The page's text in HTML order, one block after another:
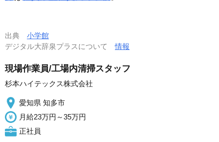
出典 小学館
デジタル大辞泉プラスについて情報
現場作業員/工場内清掃スタッフ
杉本ハイテックス株式会社
愛知県 知多市
月給23万円～35万円
正社員